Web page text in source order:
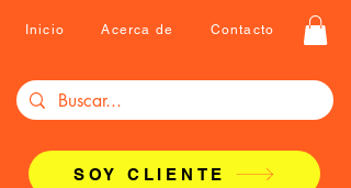
Inicio Acerca de Contacto
SOY CLIENTE